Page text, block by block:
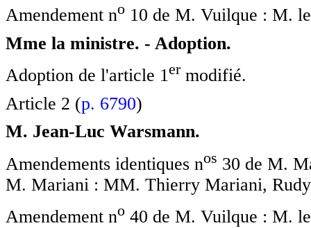
Amendement no 10 de M. Vuilque : M.
Mme la ministre. - Adoption.
Adoption de l'article 1ermodifié.
Article 2 (p. 6790)
M. Jean-Luc Warsmann.
Amendements identiques nos 30 de M.
M. Mariani : MM. Thierry Mariani,
Amendement no 40 de M. Vuilque : M.